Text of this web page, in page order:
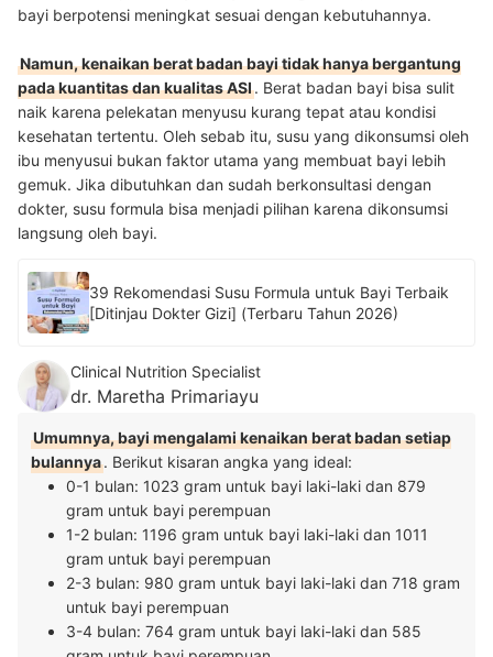
bayi berpotensi meningkat sesuai dengan kebutuhannya.
Namun, kenaikan berat badan bayi tidak hanya bergantung
pada kuantitas dan kualitas ASI. Berat badan bayi bisa sulit
naik karena pelekatan menyusu kurang tepat atau kondisi
kesehatan tertentu. Oleh sebab itu, susu yang dikonsumsi oleh
ibu menyusui bukan faktor utama yang membuat bayi lebih
gemuk. Jika dibutuhkan dan sudah berkonsultasi dengan
dokter, susu formula bisa menjadi pilihan karena dikonsumsi
langsung oleh bayi.
39 Rekomendasi Susu Formula untuk Bayi Terbaik
[Ditinjau Dokter Gizi] (Terbaru Tahun 2026)
Clinical Nutrition Specialist
dr. Maretha Primariayu
Umumnya, bayi mengalami kenaikan berat badan setiap
bulannya. Berikut kisaran angka yang ideal:
0-1 bulan: 1023 gram untuk bayi laki-laki dan 879
gram untuk bayi perempuan
1-2 bulan: 1196 gram untuk bayi laki-laki dan 1011
gram untuk bayi perempuan
2-3 bulan: 980 gram untuk bayi laki-laki dan 718 gram
untuk bayi perempuan
3-4 bulan: 764 gram untuk bayi laki-laki dan 585